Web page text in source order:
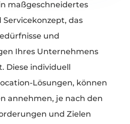
maßgeschneidertes
das
und
Ihres Unternehmens
Diese individuell
Lösungen, können
annehmen, je nach den
und Zielen